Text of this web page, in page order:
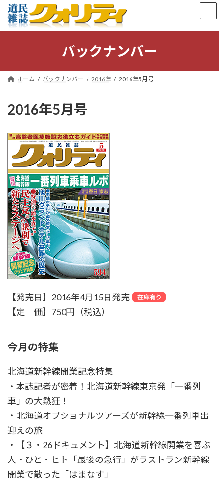
ン
キ
ー
に
バックナンバー
ホーム バックナンバー 2016年 2016年5月号
2016年5月号
【発売日】2016年4月15日発売
【定 価】750円（税込）
今月の特集
北海道新幹線開業記念特集
・本誌記者が密着！北海道新幹線東京発「一番列
車」の大熱狂！
・北海道オプショナルツアーズが新幹線一番列車出
迎えの旅
・【３・26ドキュメント】北海道新幹線開業を喜ぶ
人・ひと・ヒト「最後の急行」がラストラン新幹線
開業で散った「はまなす」